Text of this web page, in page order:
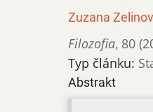
Zuzana
Filozofia, 80
Typ článku:
Abstrakt